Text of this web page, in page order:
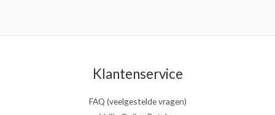
Klantenservice
FAQ (veelgestelde vragen)